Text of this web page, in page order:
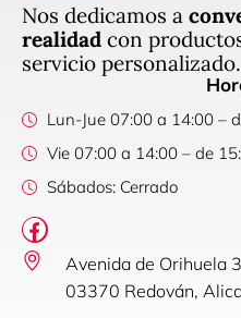
Nos dedicamos a
realidad con
servicio personalizado.
Lun-Jue 07:00 a 14:00 –
Vie 07:00 a 14:00 – de
Sábados: Cerrado
Avenida de Orihuela
03370 Redován,